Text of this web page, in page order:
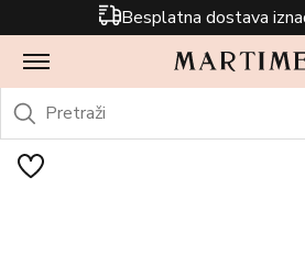
Besplatna dostava